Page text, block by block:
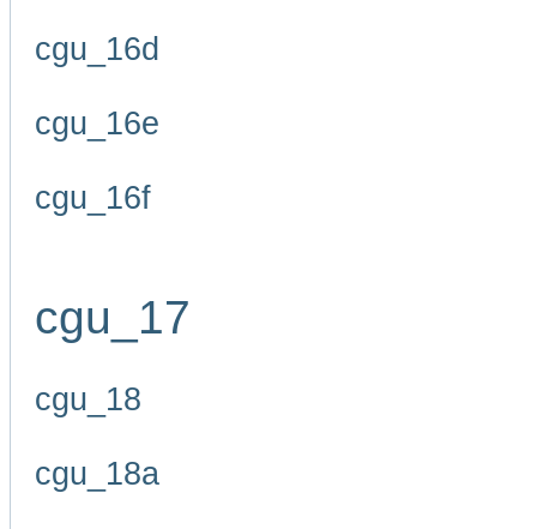
cgu_16d
cgu_16e
cgu_16f
cgu_17
cgu_18
cgu_18a